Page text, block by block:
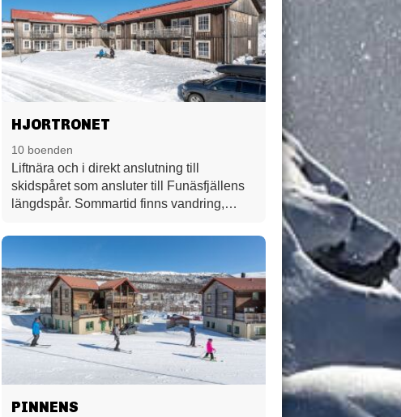
HJORTRONET
10 boenden
Liftnära och i direkt anslutning till
skidspåret som ansluter till Funäsfjällens
längdspår. Sommartid finns vandring,
Här bor ni antingen i fem- eller
kök, egen balkong/altan i söderläge,
skidförråd och egen bastu. Hälften av
lägenheterna är husdjurstillåtna.
PINNENS